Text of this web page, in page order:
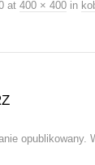
at 400 × 400 in
opublikowany.